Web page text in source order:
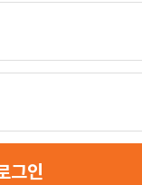
그인